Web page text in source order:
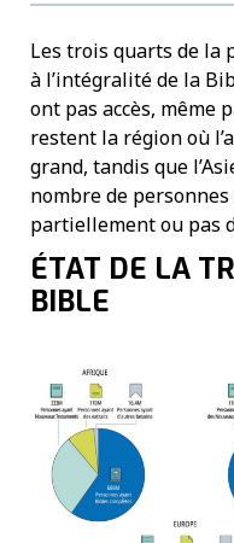
Les trois quarts de la
à l’intégralité de la
ont pas accès, même
restent la région où
grand, tandis que
nombre de
partiellement ou pas
ÉTAT DE LA
BIBLE